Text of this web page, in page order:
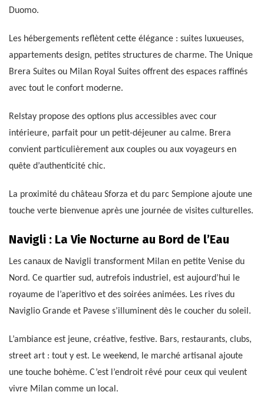
Duomo.
Les hébergements reflètent cette élégance : suites luxueuses,
appartements design, petites structures de charme. The Unique
Brera Suites ou Milan Royal Suites offrent des espaces raffinés
avec tout le confort moderne.
Relstay propose des options plus accessibles avec cour
intérieure, parfait pour un petit-déjeuner au calme. Brera
convient particulièrement aux couples ou aux voyageurs en
quête d’authenticité chic.
La proximité du château Sforza et du parc Sempione ajoute une
touche verte bienvenue après une journée de visites culturelles.
Navigli : La Vie Nocturne au Bord de l’Eau
Les canaux de Navigli transforment Milan en petite Venise du
Nord. Ce quartier sud, autrefois industriel, est aujourd’hui le
royaume de l’aperitivo et des soirées animées. Les rives du
Naviglio Grande et Pavese s’illuminent dès le coucher du soleil.
L’ambiance est jeune, créative, festive. Bars, restaurants, clubs,
street art : tout y est. Le weekend, le marché artisanal ajoute
une touche bohème. C’est l’endroit rêvé pour ceux qui veulent
vivre Milan comme un local.